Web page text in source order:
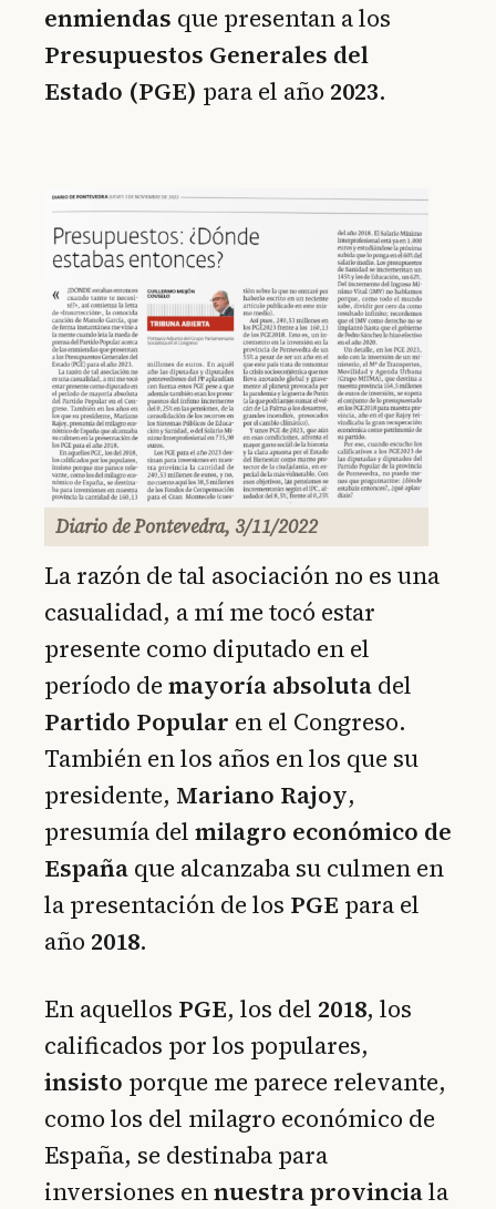
enmiendas que presentan a los
Presupuestos Generales del
Estado (PGE) para el año 2023.
Diario de Pontevedra, 3/11/2022
La razón de tal asociación no es una
casualidad, a mí me tocó estar
presente como diputado en el
período de mayoría absoluta del
Partido Popular en el Congreso.
También en los años en los que su
presidente, Mariano Rajoy,
presumía del milagro económico de
España que alcanzaba su culmen en
la presentación de los PGE para el
año 2018.
En aquellos PGE, los del 2018, los
calificados por los populares,
insisto porque me parece relevante,
como los del milagro económico de
España, se destinaba para
inversiones ennuestra provinciala